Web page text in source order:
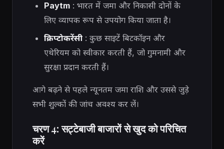
Paytm: भारत में जमा और निकासी दोनों के
लिए व्यापक रूप से उपयोग किया जाता है।
क्रिप्टोकरेंसी: कुछ साइटें बिटकॉइन और
एथेरियम को स्वीकार करती हैं, जो गुमनामी और
सुरक्षा प्रदान करती हैं।
आगे बढ़ने से पहले न्यूनतम जमा राशि और उससे जुड़े
सभी शुल्कों की जांच अवश्य कर लें।
चरण 4: सट्टेबाजी बाजारों से खुद को परिचित
करें